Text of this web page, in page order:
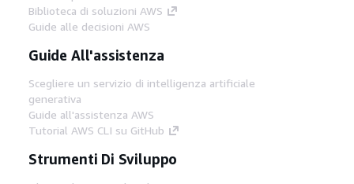
Biblioteca di soluzioni AWS
Guide alle decisioni AWS
Guide All'assistenza
Scegliere un servizio di intelligenza artificiale
generativa
Guide all'assistenza AWS
Tutorial AWS CLI su GitHub
Strumenti Di Sviluppo